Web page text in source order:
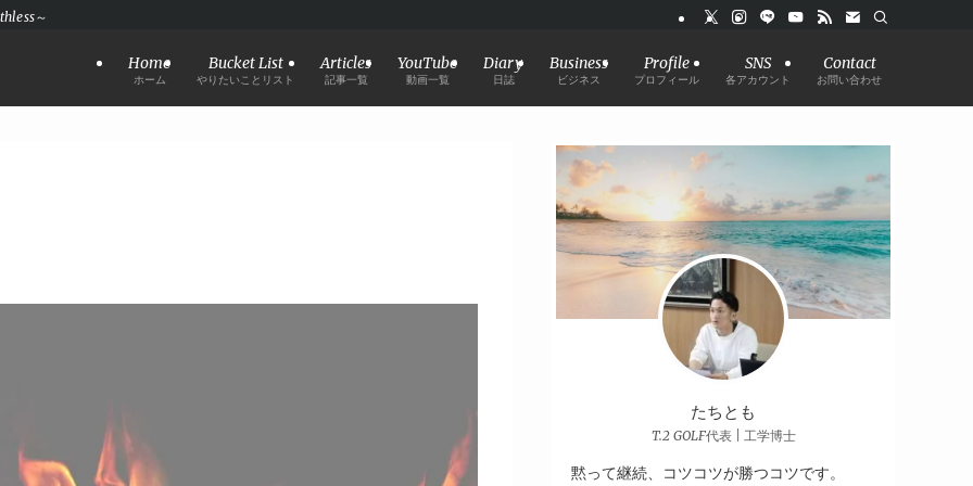
～
Home
ホーム
Bucket List
やりたいことリスト
Articles
記事一覧
YouTube
動画一覧
Diary
日誌
Business
ビジネス
Profile
プロフィール
SNS
各アカウント
Contact
お問い合わせ
たちとも
T.2 GOLF代表 | 工学博士
黙って継続、コツコツが勝つコツです。